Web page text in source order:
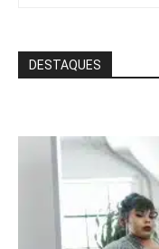
DESTAQUES